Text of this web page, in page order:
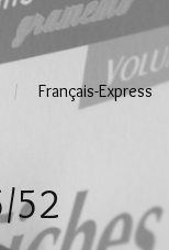
Français-Express
52